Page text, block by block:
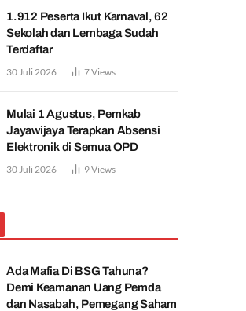
1.912 Peserta Ikut Karnaval, 62
Sekolah dan Lembaga Sudah
Terdaftar
30 Juli 2026 7Views
Mulai 1 Agustus, Pemkab
Jayawijaya Terapkan Absensi
Elektronik di Semua OPD
30 Juli 2026 9Views
Ada Mafia Di BSG Tahuna?
Demi Keamanan Uang Pemda
dan Nasabah, Pemegang Saham